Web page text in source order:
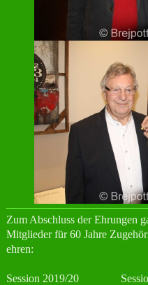
Zum Abschluss der Ehrungen
Mitglieder für 60 Jahre
ehren:
Session 2019/20 Session